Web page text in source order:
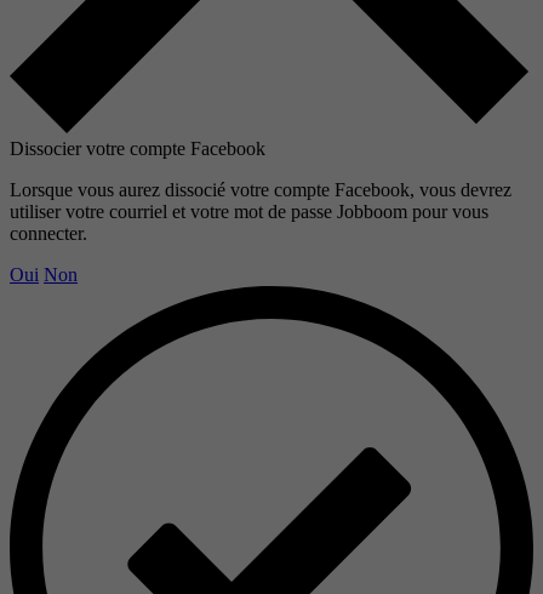
Dissocier votre compte Facebook
Lorsque vous aurez dissocié votre compte Facebook, vous devrez
utiliser votre courriel et votre mot de passe Jobboom pour vous
connecter.
Oui Non